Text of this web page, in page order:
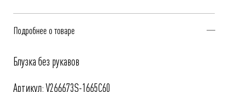
Подробнее о товаре
Блузка без рукавов
Артикул: V266673S-1665C60